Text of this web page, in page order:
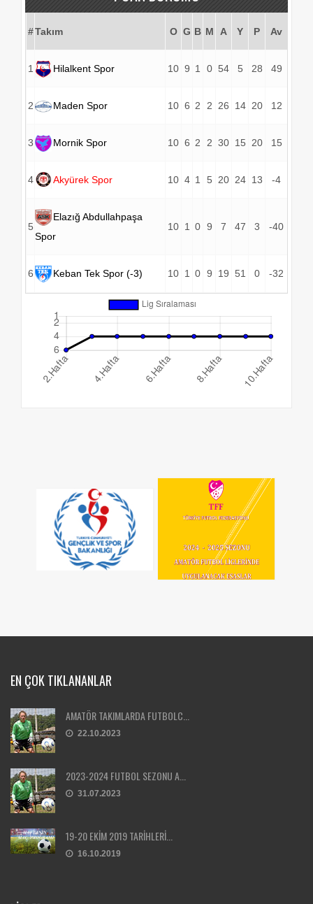
#Takım O G B M A Y P Av
1 Hilalkent Spor 10 9 1 0 54 5 28 49
2 Maden Spor 10 6 2 2 26 14 20 12
3 Mornik Spor 10 6 2 2 30 15 20 15
4 Akyürek Spor 10 4 1 5 20 24 13 -4
5
Elazığ Abdullahpaşa
Spor
10 1 0 9 7 47 3 -40
6 Keban Tek Spor (-3) 10 1 0 9 19 51 0 -32
EN ÇOK TIKLANANLAR
AMATÖR TAKIMLARDA FUTBOLC...
22.10.2023
2023-2024 FUTBOL SEZONU A...
31.07.2023
19-20 EKİM 2019 TARİHLERİ...
16.10.2019